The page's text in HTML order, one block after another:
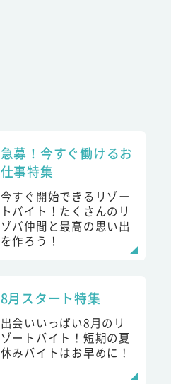
急募！今すぐ働けるお
仕事特集
今すぐ開始できるリゾー
トバイト！たくさんのリ
ゾバ仲間と最高の思い出
を作ろう！
8月スタート特集
出会いいっぱい8月のリ
ゾートバイト！短期の夏
休みバイトはお早めに！